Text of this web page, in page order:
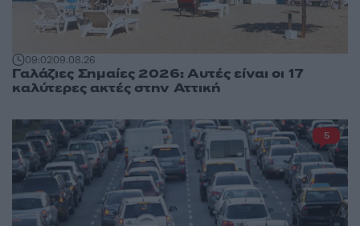
09:0209.08.26
Γαλάζιες Σημαίες 2026: Αυτές είναι οι 17
καλύτερες ακτές στην Αττική
5